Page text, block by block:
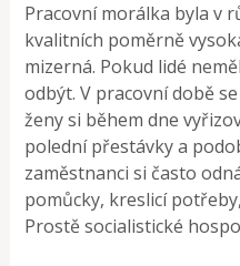
Pracovní morálka byla v
kvalitních poměrně
mizerná. Pokud lidé
odbýt. V pracovní době
ženy si během dne
polední přestávky a
zaměstnanci si často
pomůcky, kreslicí
Prostě socialistické